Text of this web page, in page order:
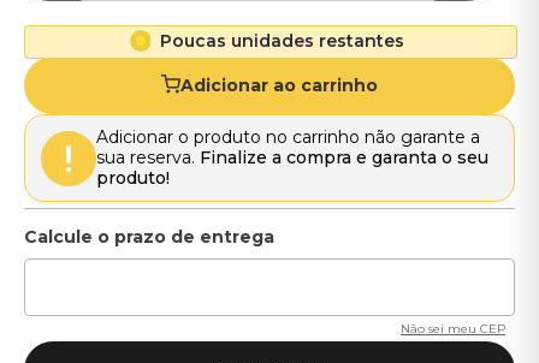
Poucas unidades restantes
Adicionar ao carrinho
Adicionar o produto no carrinho não garante a
sua reserva. Finalize a compra e garanta o seu
produto!
Não sei meu CEP